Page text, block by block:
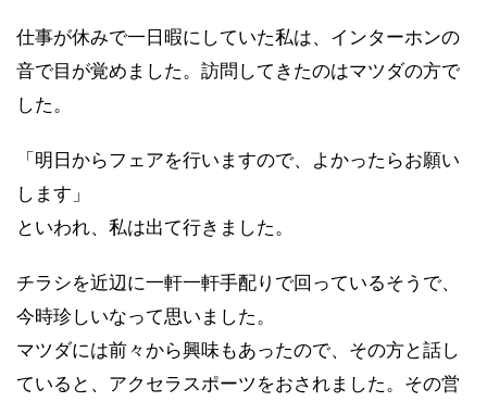
仕事が休みで一日暇にしていた私は、インターホンの
音で目が覚めました。訪問してきたのはマツダの方で
した。
「明日からフェアを行いますので、よかったらお願い
します」
といわれ、私は出て行きました。
チラシを近辺に一軒一軒手配りで回っているそうで、
今時珍しいなって思いました。
マツダには前々から興味もあったので、その方と話し
ていると、アクセラスポーツをおされました。その営